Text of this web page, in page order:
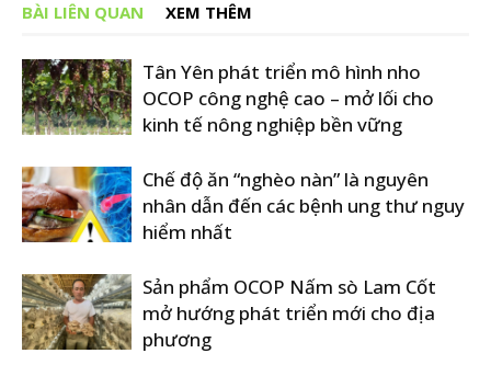
BÀI LIÊN QUAN XEM THÊM
Tân Yên phát triển mô hình nho
OCOP công nghệ cao – mở lối cho
kinh tế nông nghiệp bền vững
Chế độ ăn “nghèo nàn” là nguyên
nhân dẫn đến các bệnh ung thư nguy
hiểm nhất
Sản phẩm OCOP Nấm sò Lam Cốt
mở hướng phát triển mới cho địa
phương